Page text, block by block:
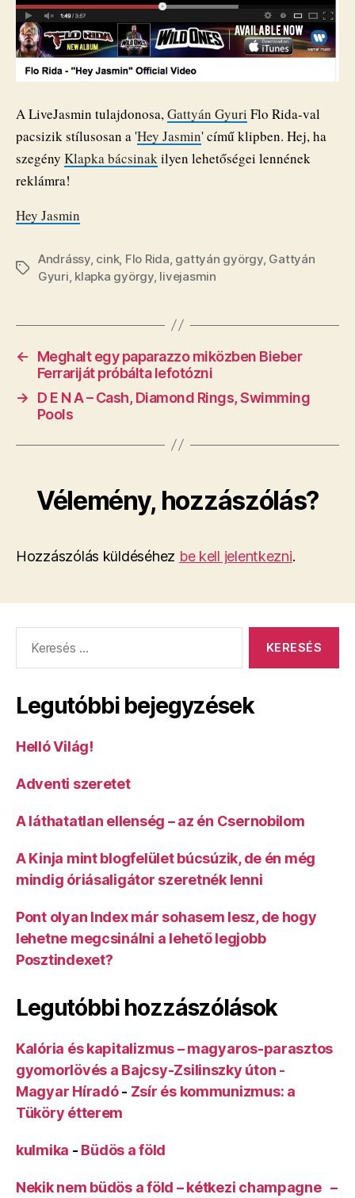
A LiveJasmin tulajdonosa,Gattyán Gyuri Flo Rida-val
pacsizik stílusosan a 'Hey Jasmin' című klipben. Hej, ha
szegény Klapka bácsinakilyen lehetőségei lennének
reklámra!
Hey Jasmin
Címkék
Andrássy, cink, Flo Rida gattyán györgy, Gattyán
Gyuri klapka györgy, livejasmin
←
Meghalt egy paparazzo miközben Bieber
Ferrariját próbálta lefotózni
→
D E N A – Cash, Diamond Rings, Swimming
Pools
Vélemény, hozzászólás?
Hozzászólás küldéséhez be kell jelentkezni.
Legutóbbi bejegyzések
Helló Világ!
Adventi szeretet
A láthatatlan ellenség – az én Csernobilom
A Kinja mint blogfelület búcsúzik, de én még
mindig óriásaligátor szeretnék lenni
Pont olyan Index már sohasem lesz, de hogy
lehetne megcsinálni a lehető legjobb
Posztindexet?
Legutóbbi hozzászólások
Kalória és kapitalizmus – magyaros-parasztos
gyomorlövés a Bajcsy-Zsilinszky úton -
Magyar Híradó- Zsír és kommunizmus: a
Tüköry étterem
kulmika - Büdös a föld
Nekik nem büdös a föld – kétkezi champagne –